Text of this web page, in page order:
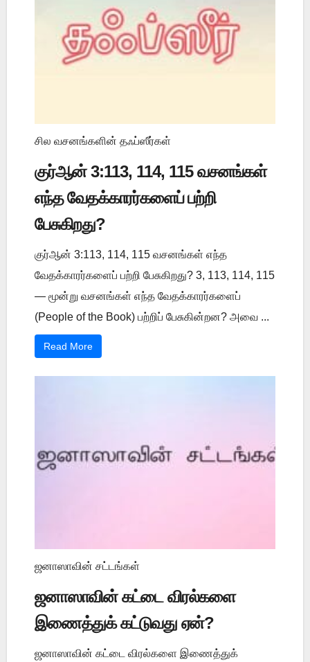
சில வசனங்களின் தஃப்ஸீர்கள்
குர்ஆன் 3:113, 114, 115 வசனங்கள்
எந்த வேதக்காரர்களைப் பற்றி
பேசுகிறது?
குர்ஆன் 3:113, 114, 115 வசனங்கள் எந்த
வேதக்காரர்களைப் பற்றி பேசுகிறது? 3, 113, 114, 115
— மூன்று வசனங்கள் எந்த வேதக்காரர்களைப்
(People of the Book) பற்றிப் பேசுகின்றன? அவை ...
Read More
ஜனாஸாவின் சட்டங்கள்
ஜனாஸாவின் கட்டை விரல்களை
இணைத்துக் கட்டுவது ஏன்?
ஜனாஸாவின் கட்டை விரல்களை இணைத்துக்